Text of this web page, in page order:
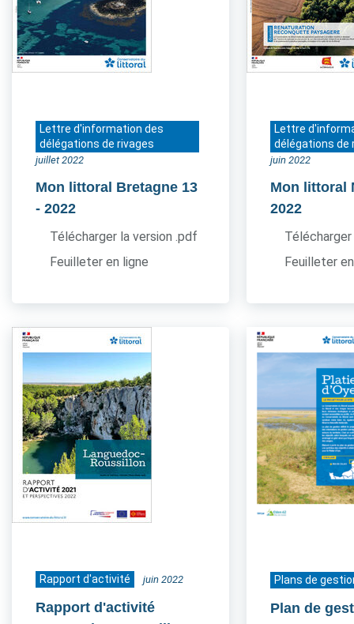
Lettre d'information des
délégations de rivages
juillet 2022
Mon littoral Bretagne 13
- 2022
Télécharger la version .pdf
Feuilleter en ligne
Lettre
délégations de
juin 2022
Mon littoral
2022
Feuilleter
Rapport d'activité juin 2022
Rapport d'activité
Plans de
Plan de